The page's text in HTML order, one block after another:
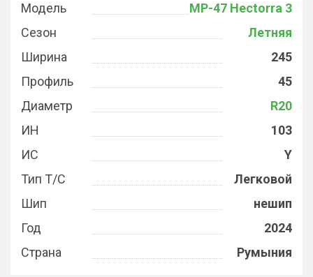
Модель
MP-47 Hectorra 3
Сезон
Летняя
Ширина
245
Профиль
45
Диаметр
R20
ИН
103
ИС
Y
Тип Т/С
Легковой
Шип
нешип
Год
2024
Страна
Румыния